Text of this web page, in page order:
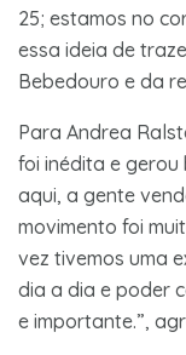
25; estamos no
essa ideia de
Bebedouro e da
Para Andrea
foi inédita e gerou
aqui, a gente
movimento foi
vez tivemos uma
dia a dia e poder
e importante.”,